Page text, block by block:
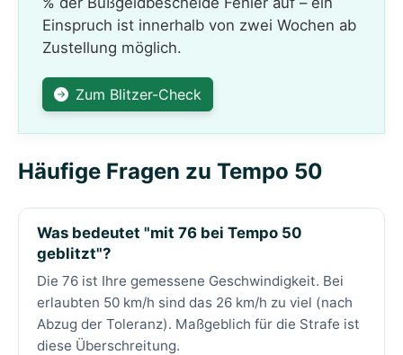
Einspruch ist innerhalb von zwei Wochen ab
Zustellung möglich.
Zum Blitzer-Check
Häufige Fragen zu Tempo 50
Was bedeutet "mit 76 bei Tempo 50
geblitzt"?
Die 76 ist Ihre gemessene Geschwindigkeit. Bei
erlaubten 50 km/h sind das 26 km/h zu viel (nach
Abzug der Toleranz). Maßgeblich für die Strafe ist
diese Überschreitung.